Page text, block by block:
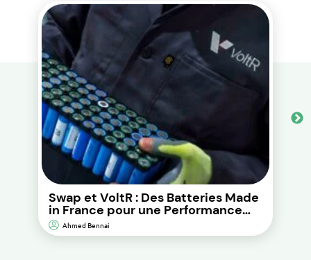
Swap et VoltR : Des Batteries Made
in France pour une Performance
Durable et d’Impact
Environnemental Réduit.
Ahmed Bennai